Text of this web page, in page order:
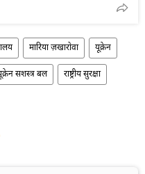
मारिया ज़खारोवा यूक्रेन
सशस्त्र बल राष्ट्रीय सुरक्षा